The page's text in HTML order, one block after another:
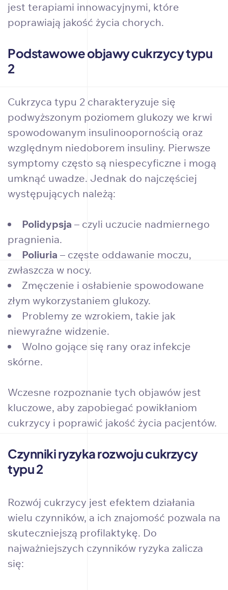
jest terapiami innowacyjnymi, które
poprawiają jakość życia chorych.
Podstawowe objawy cukrzycy typu
2
Cukrzyca typu 2 charakteryzuje się
podwyższonym poziomem glukozy we krwi
spowodowanym insulinoopornością oraz
względnym niedoborem insuliny. Pierwsze
symptomy często są niespecyficzne i mogą
umknąć uwadze. Jednak do najczęściej
występujących należą:
Polidypsja – czyli uczucie nadmiernego
pragnienia.
Poliuria – częste oddawanie moczu,
zwłaszcza w nocy.
Zmęczenie i osłabienie spowodowane
złym wykorzystaniem glukozy.
Problemy ze wzrokiem, takie jak
niewyraźne widzenie.
Wolno gojące się rany oraz infekcje
skórne.
Wczesne rozpoznanie tych objawów jest
kluczowe, aby zapobiegać powikłaniom
cukrzycy i poprawić jakość życia pacjentów.
Czynniki ryzyka rozwoju cukrzycy
typu 2
Rozwój cukrzycy jest efektem działania
wielu czynników, a ich znajomość pozwala na
skuteczniejszą profilaktykę. Do
najważniejszych czynników ryzyka zalicza
się: